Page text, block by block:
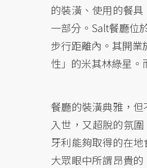
的裝潢、使用的餐
一部分。Salt餐廳位
步行距離內。其開
性」的米其林綠星。
餐廳的裝潢典雅，
入世，又超脫的氛
牙利能夠取得的在
大眾眼中所謂昂貴